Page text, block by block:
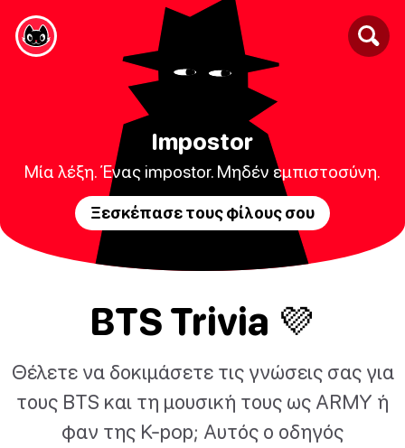
Impostor
Μία λέξη. Ένας impostor. Μηδέν εμπιστοσύνη.
Ξεσκέπασε τους φίλους σου
BTS Trivia 💜
Θέλετε να δοκιμάσετε τις γνώσεις σας για
τους BTS και τη μουσική τους ως ARMY ή
φαν της K-pop; Αυτός ο οδηγός